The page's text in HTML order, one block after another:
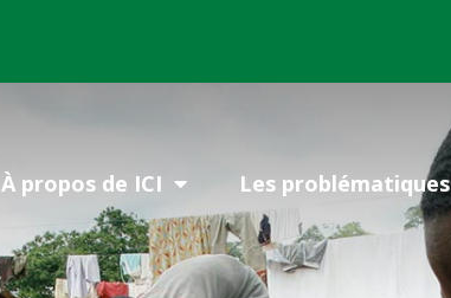
À propos de ICI Les problématiques